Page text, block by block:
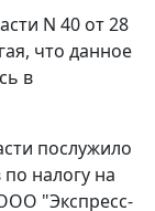
N 40 от 28
что данное
в
послужило
налогу на
"Экспресс-